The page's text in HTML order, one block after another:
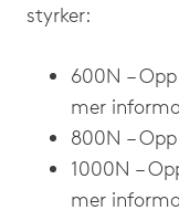
styrker:
600N –
mer
800N –
1000N –
mer